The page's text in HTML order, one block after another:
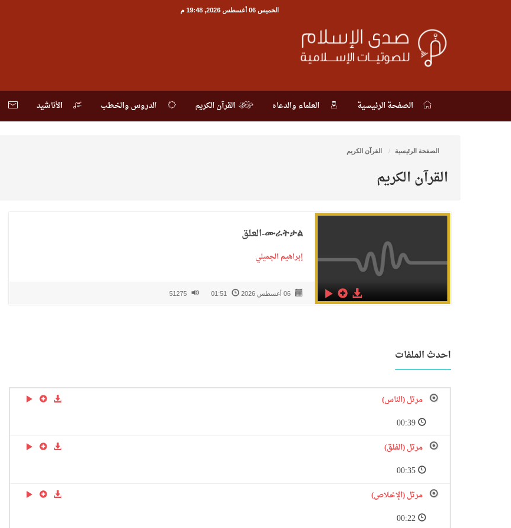
الخميس 06 أغسطس 2026, 19:48 م
الصفحة الرئيسية العلماء والدعاه القرآن الكريم الدروس والخطب الأناشيد
الصفحة الرئيسية القرآن الكريم
القرآن الكريم
ሙራትታል-العلق
إبراهيم الجميلي
احدث الملفات
مرتل (الناس)
مرتل (الفلق)
مرتل (الإخلاص)